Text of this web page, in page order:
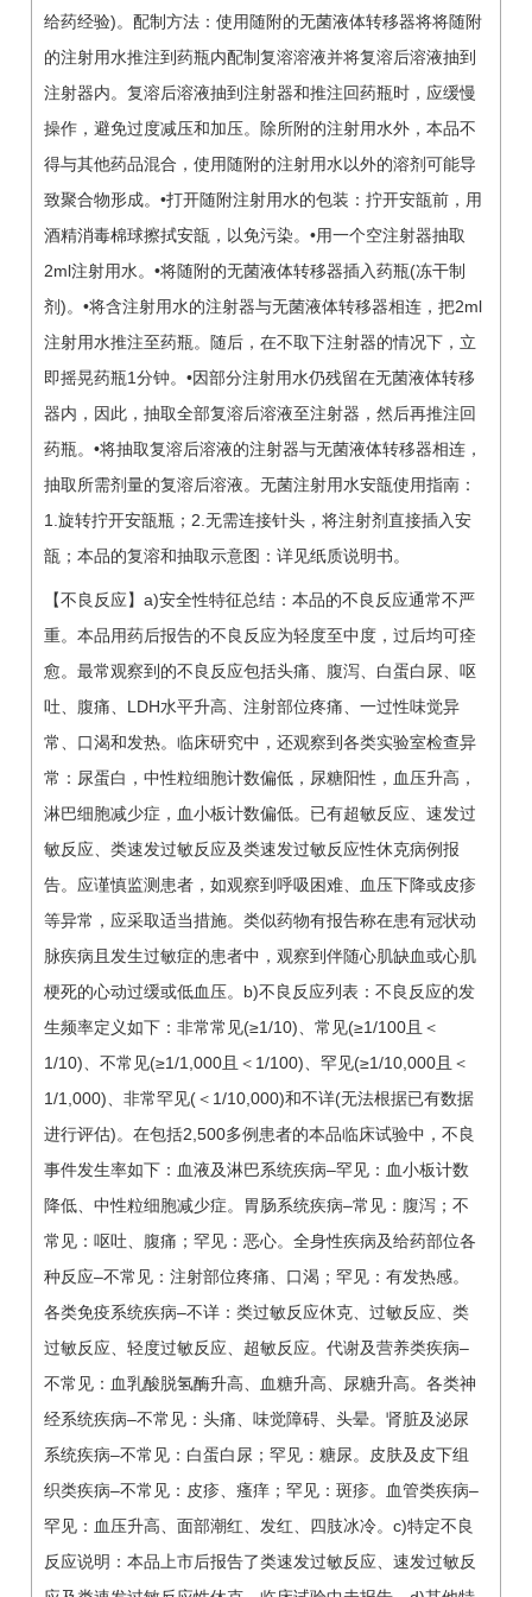
给药经验)。配制方法：使用随附的无菌液体转移器将将随附
的注射用水推注到药瓶内配制复溶溶液并将复溶后溶液抽到
注射器内。复溶后溶液抽到注射器和推注回药瓶时，应缓慢
操作，避免过度减压和加压。除所附的注射用水外，本品不
得与其他药品混合，使用随附的注射用水以外的溶剂可能导
致聚合物形成。•打开随附注射用水的包装：拧开安瓿前，用
酒精消毒棉球擦拭安瓿，以免污染。•用一个空注射器抽取
2ml注射用水。•将随附的无菌液体转移器插入药瓶(冻干制
剂)。•将含注射用水的注射器与无菌液体转移器相连，把2ml
注射用水推注至药瓶。随后，在不取下注射器的情况下，立
即摇晃药瓶1分钟。•因部分注射用水仍残留在无菌液体转移
器内，因此，抽取全部复溶后溶液至注射器，然后再推注回
药瓶。•将抽取复溶后溶液的注射器与无菌液体转移器相连，
抽取所需剂量的复溶后溶液。无菌注射用水安瓿使用指南：
1.旋转拧开安瓿瓶；2.无需连接针头，将注射剂直接插入安
瓿；本品的复溶和抽取示意图：详见纸质说明书。
【不良反应】a)安全性特征总结：本品的不良反应通常不严
重。本品用药后报告的不良反应为轻度至中度，过后均可痊
愈。最常观察到的不良反应包括头痛、腹泻、白蛋白尿、呕
吐、腹痛、LDH水平升高、注射部位疼痛、一过性味觉异
常、口渴和发热。临床研究中，还观察到各类实验室检查异
常：尿蛋白，中性粒细胞计数偏低，尿糖阳性，血压升高，
淋巴细胞减少症，血小板计数偏低。已有超敏反应、速发过
敏反应、类速发过敏反应及类速发过敏反应性休克病例报
告。应谨慎监测患者，如观察到呼吸困难、血压下降或皮疹
等异常，应采取适当措施。类似药物有报告称在患有冠状动
脉疾病且发生过敏症的患者中，观察到伴随心肌缺血或心肌
梗死的心动过缓或低血压。b)不良反应列表：不良反应的发
生频率定义如下：非常常见(≥1/10)、常见(≥1/100且＜
1/10)、不常见(≥1/1,000且＜1/100)、罕见(≥1/10,000且＜
1/1,000)、非常罕见(＜1/10,000)和不详(无法根据已有数据
进行评估)。在包括2,500多例患者的本品临床试验中，不良
事件发生率如下：血液及淋巴系统疾病–罕见：血小板计数
降低、中性粒细胞减少症。胃肠系统疾病–常见：腹泻；不
常见：呕吐、腹痛；罕见：恶心。全身性疾病及给药部位各
种反应–不常见：注射部位疼痛、口渴；罕见：有发热感。
各类免疫系统疾病–不详：类过敏反应休克、过敏反应、类
过敏反应、轻度过敏反应、超敏反应。代谢及营养类疾病–
不常见：血乳酸脱氢酶升高、血糖升高、尿糖升高。各类神
经系统疾病–不常见：头痛、味觉障碍、头晕。肾脏及泌尿
系统疾病–不常见：白蛋白尿；罕见：糖尿。皮肤及皮下组
织类疾病–不常见：皮疹、瘙痒；罕见：斑疹。血管类疾病–
罕见：血压升高、面部潮红、发红、四肢冰冷。c)特定不良
反应说明：本品上市后报告了类速发过敏反应、速发过敏反